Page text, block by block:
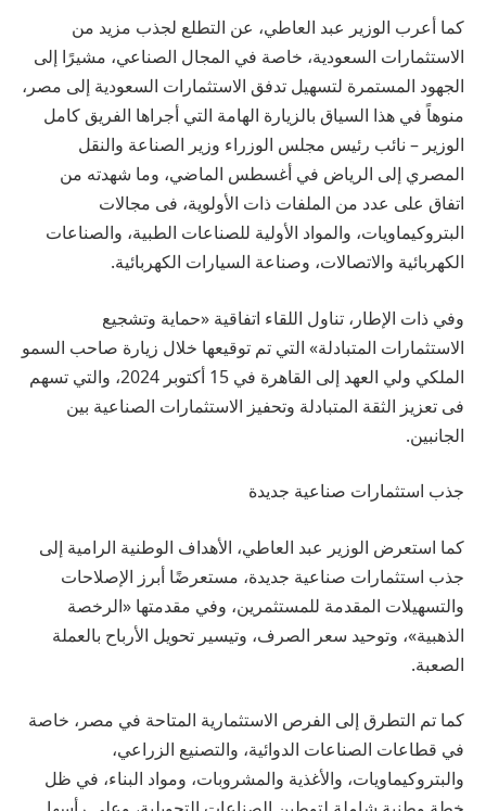
كما أعرب الوزير عبد العاطي، عن التطلع لجذب مزيد من
الاستثمارات السعودية، خاصة في المجال الصناعي، مشيرًا إلى
الجهود المستمرة لتسهيل تدفق الاستثمارات السعودية إلى مصر،
منوهاً في هذا السياق بالزيارة الهامة التي أجراها الفريق كامل
الوزير – نائب رئيس مجلس الوزراء وزير الصناعة والنقل
المصري إلى الرياض في أغسطس الماضي، وما شهدته من
اتفاق على عدد من الملفات ذات الأولوية، فى مجالات
البتروكيماويات، والمواد الأولية للصناعات الطبية، والصناعات
الكهربائية والاتصالات، وصناعة السيارات الكهربائية.
وفي ذات الإطار، تناول اللقاء اتفاقية «حماية وتشجيع
الاستثمارات المتبادلة» التي تم توقيعها خلال زيارة صاحب السمو
الملكي ولي العهد إلى القاهرة في 15 أكتوبر 2024، والتي تسهم
فى تعزيز الثقة المتبادلة وتحفيز الاستثمارات الصناعية بين
الجانبين.
جذب استثمارات صناعية جديدة
كما استعرض الوزير عبد العاطي، الأهداف الوطنية الرامية إلى
جذب استثمارات صناعية جديدة، مستعرضًا أبرز الإصلاحات
والتسهيلات المقدمة للمستثمرين، وفي مقدمتها «الرخصة
الذهبية»، وتوحيد سعر الصرف، وتيسير تحويل الأرباح بالعملة
الصعبة.
كما تم التطرق إلى الفرص الاستثمارية المتاحة في مصر، خاصة
في قطاعات الصناعات الدوائية، والتصنيع الزراعي،
والبتروكيماويات، والأغذية والمشروبات، ومواد البناء، في ظل